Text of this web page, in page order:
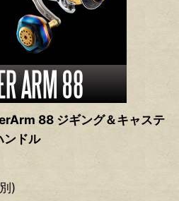
88 ジギング＆キャステ
ンドル
)